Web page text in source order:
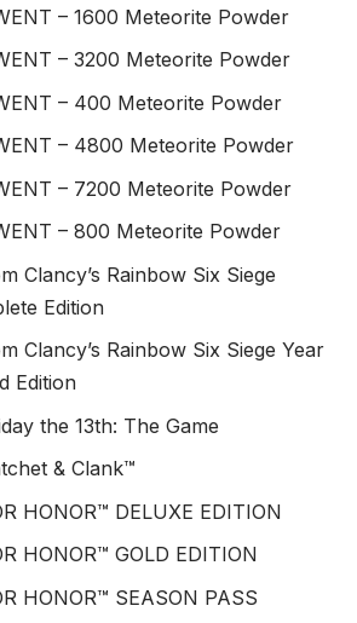
– 1600 Meteorite Powder
– 3200 Meteorite Powder
– 400 Meteorite Powder
– 4800 Meteorite Powder
– 7200 Meteorite Powder
– 800 Meteorite Powder
Clancy’s Rainbow Six Siege
Edition
Clancy’s Rainbow Six Siege Year
Edition
the 13th: The Game
& Clank™
HONOR™ DELUXE EDITION
HONOR™ GOLD EDITION
HONOR™ SEASON PASS